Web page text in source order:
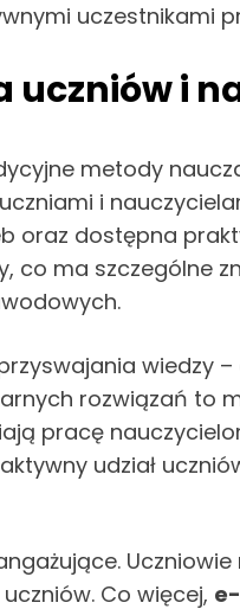
uczestnikami
i
metody
i
oraz dostępna
co ma szczególne
wiedzy
rozwiązań to
pracę
udział
Co więcej,